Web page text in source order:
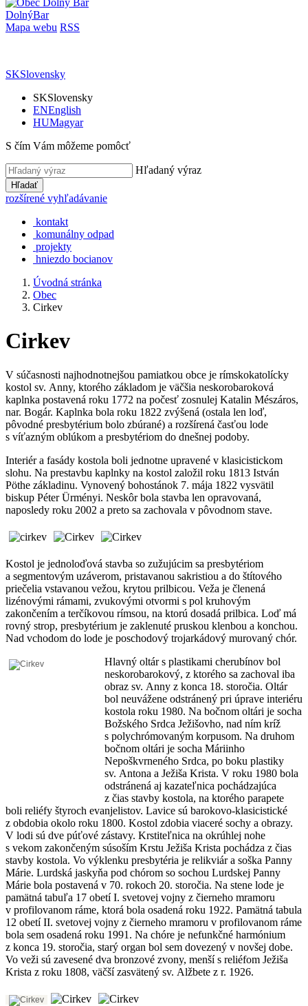
DolnýBar
Mapa webu RSS
SKSlovensky
SKSlovensky
ENEnglish
HUMagyar
S čím Vám môžeme pomôcť
Hľadaný výraz
Hľadať
rozšírené vyhľadávanie
kontakt
komunálny odpad
projekty
hniezdo bocianov
Úvodná stránka
Obec
Cirkev
Cirkev
V súčasnosti najhodnotnejšou pamiatkou obce je rímskokatolícky
kostol sv. Anny, ktorého základom je väčšia neskorobaroková
kaplnka postavená roku 1772 na počesť zosnulej Katalin Mészáros,
nar. Bogár. Kaplnka bola roku 1822 zvýšená (ostala len loď,
pôvodné presbytérium bolo zbúrané) a rozšírená časťou lode
s víťazným oblúkom a presbytériom do dnešnej podoby.
Interiér a fasády kostola boli jednotne upravené v klasicistickom
slohu. Na prestavbu kaplnky na kostol založil roku 1813 István
Pöthe základinu. Vynovený bohostánok 7. mája 1822 vysvätil
biskup Péter Ürményi. Neskôr bola stavba len opravovaná,
naposledy roku 2002 a preto sa zachovala v pôvodnom stave.
Kostol je jednoloďová stavba so zužujúcim sa presbytériom
a segmentovým uzáverom, pristavanou sakristiou a do štítového
priečelia vstavanou vežou, krytou prilbicou. Veža je členená
lizénovými rámami, zvukovými otvormi s pol kruhovým
zakončením a terčíkovou rímsou, na ktorú dosadá prilbica. Loď má
rovný strop, presbytérium je zaklenuté pruskou klenbou a konchou.
Nad vchodom do lode je poschodový trojarkádový murovaný chór.
Hlavný oltár s plastikami cherubínov bol
neskorobarokový, z ktorého sa zachoval iba
obraz sv. Anny z konca 18. storočia. Oltár
bol neuvážene odstránený pri úprave interiéru
kostola roku 1980. Na bočnom oltári je socha
Božského Srdca Ježišovho, nad ním kríž
s polychrómovaným korpusom. Na druhom
bočnom oltári je socha Máriinho
Nepoškvrneného Srdca, po boku plastiky
sv. Antona a Ježiša Krista. V roku 1980 bola
odstránená aj kazateľnica pochádzajúca
z čias stavby kostola, na ktorého parapete
boli reliéfy štyroch evanjelistov. Lavice sú barokovo-klasicistické
z obdobia okolo roku 1800. Kostol zdobia viaceré sochy a obrazy.
V lodi sú dve púťové zástavy. Krstiteľnica na okrúhlej nohe
s vekom zakončeným súsoším Krstu Ježiša Krista pochádza z čias
stavby kostola. Vo výklenku presbytéria je relikviár a soška Panny
Márie. Lurdská jaskyňa pod chórom so sochou Lurdskej Panny
Márie bola postavená v 70. rokoch 20. storočia. Na stene lode je
pamätná tabuľa 17 obetí I. svetovej vojny z čierneho mramoru
v profilovanom ráme, ktorá bola osadená roku 1922. Pamätná tabula
12 obetí II. svetovej vojny z čierneho mramoru v profilovanom ráme
bola sem osadená roku 1991. Na chóre je nefunkčné harmónium
z konca 19. storočia, starý organ bol sem dovezený v novšej dobe.
Vo veži sú zavesené dva bronzové zvony, menší s reliéfom Ježiša
Krista z roku 1808, väčší zasvätený sv. Alžbete z r. 1926.